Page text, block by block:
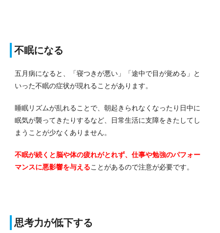
不眠になる
五月病になると、「寝つきが悪い」「途中で目が覚める」と
いった不眠の症状が現れることがあります。
睡眠リズムが乱れることで、朝起きられなくなったり日中に
眠気が襲ってきたりするなど、日常生活に支障をきたしてし
まうことが少なくありません。
不眠が続くと脳や体の疲れがとれず、仕事や勉強のパフォー
マンスに悪影響を与えることがあるので注意が必要です。
思考力が低下する